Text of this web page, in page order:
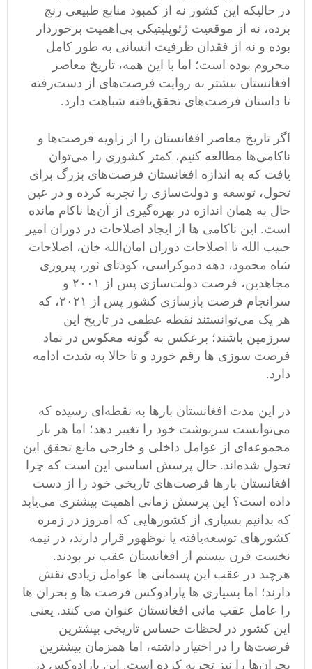
در حالیکه این کشور نه از کمبود منابع طبیعی رنج
برده، نه از موقعیت ژئوپلیتیکی بی‌اهمیت برخوردار
بوده و نه از فقدان ظرفیت انسانی به طور کامل
محروم بوده است؛ اما با این همه، تاریخ معاصر
افغانستان بیشتر به روایت فرصت‌های از دست‌رفته
تا داستان فرصت‌های تحقق‌یافته شباهت دارد.
اگر تاریخ معاصر افغانستان را از زاویه فرصت‌ها و
ناکامی‌ها مطالعه کنیم، کمتر کشوری را می‌توان
یافت که به اندازه افغانستان فرصت‌های بزرگ برای
تحول، توسعه و دولت‌سازی را تجربه کرده و در عین
حال به همان اندازه در بهره‌گیری از آن‌ها ناکام مانده
است. این ناکامی ها از ایجاد اصلاحات در دوران امیر
حبیب الله تا اصلاحات دوران امان‌الله خان، اصلاحات
شاه محمود، دهه دموکراسی، کودتای ثور، پیروزی
مجاهدین، فرصت دولت‌سازی پس از ۲۰۰۱ و
سرانجام فرصت بازسازی کشور پس از ۲۰۲۱، که
هر یک می‌توانستند نقطه عطفی در تاریخ این
سرزمین باشند؛ برعکس به گونه معکوس در نماد
فرصت سوزی ها رقم خورد و تا حالا به شدت ادامه
دارد.
در این مدت افغانستان بارها به نقطه‌ای رسیده که
می‌توانست سرنوشت خود را تغییر دهد؛ اما هر بار
مجموعه‌ای از عوامل داخلی و خارجی مانع تحقق این
تحول شده‌اند. حال پرسش اساسی این است که چرا
افغانستان بارها فرصت‌های تاریخی خود را از دست
داده است؟ این پرسش زمانی اهمیت بیشتری می‌یابد
که بدانیم بسیاری از کشورهایی که امروز در زمره
کشورهای توسعه‌یافته یا نوظهور قرار دارند، در نیمه
نخست قرن بیستم از افغانستان عقب تر بودند.
هرچند در عقب این پسمانی ها عوامل زیادی نقش
دارند؛ اما بسیاری ها پارادوکس فرصت ها و بحران ها
را عامل عقب مانی افغانستان عنوان می کنند. یعنی
این کشور در لحظات حساس تاریخی بیشترین
فرصت‌ها را در اختیار داشته، اما همزمان بیشترین
بحران‌ها را نیز تجربه کرده است. این پارادوکس در